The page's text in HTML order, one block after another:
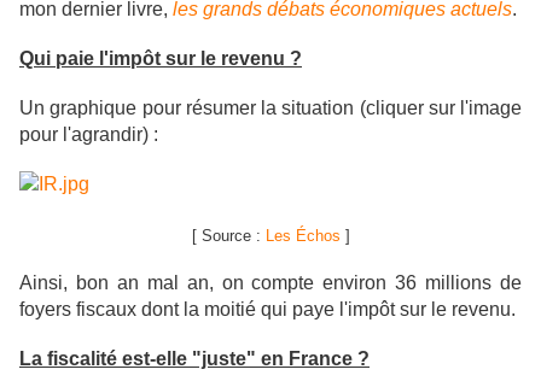
mon dernier livre, les grands débats économiques actuels.
Qui paie l'impôt sur le revenu ?
Un graphique pour résumer la situation (cliquer sur l'image
pour l'agrandir) :
[ Source : Les Échos ]
Ainsi, bon an mal an, on compte environ 36 millions de
foyers fiscaux dont la moitié qui paye l'impôt sur le revenu.
La fiscalité est-elle "juste" en France ?